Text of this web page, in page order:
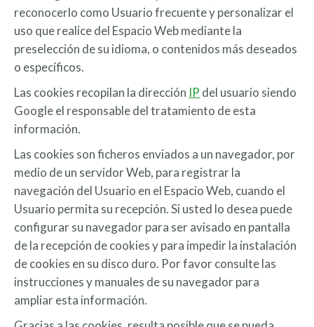
reconocerlo como Usuario frecuente y personalizar el
uso que realice del Espacio Web mediante la
preselección de su idioma, o contenidos más deseados
o específicos.
Las cookies recopilan la dirección IP del usuario siendo
Google el responsable del tratamiento de esta
información.
Las cookies son ficheros enviados a un navegador, por
medio de un servidor Web, para registrar la
navegación del Usuario en el Espacio Web, cuando el
Usuario permita su recepción. Si usted lo desea puede
configurar su navegador para ser avisado en pantalla
de la recepción de cookies y para impedir la instalación
de cookies en su disco duro. Por favor consulte las
instrucciones y manuales de su navegador para
ampliar esta información.